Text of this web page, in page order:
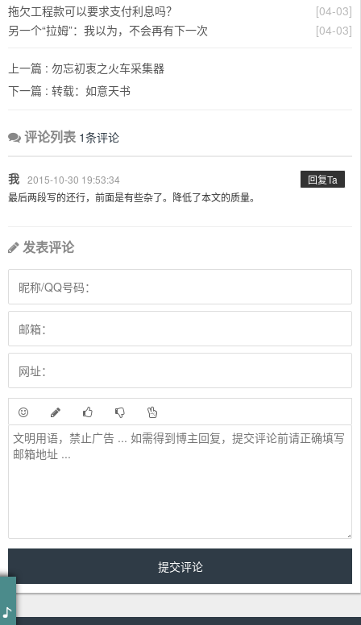
[04-03]
拖欠工程款可以要求支付利息吗？
[04-03]
另一个“拉姆”：我以为，不会再有下一次
上一篇 : 勿忘初衷之火车采集器
下一篇 : 转载：如意天书
评论列表 1条评论
我 2015-10-30 19:53:34
回复Ta
最后两段写的还行，前面是有些杂了。降低了本文的质量。
发表评论
作词 : 五月天 阿信
编曲 : 五月天